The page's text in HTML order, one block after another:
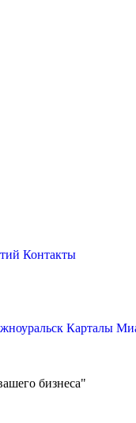
Контакты
Карталы
бизнеса"